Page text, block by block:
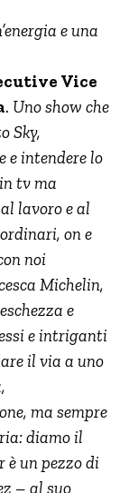
e una
Vice
. Uno show che
Sky,
e intendere lo
tv ma
lavoro e al
on e
noi
Michelin,
e
e intriganti
il via a uno
ma sempre
diamo il
un pezzo di
– al suo